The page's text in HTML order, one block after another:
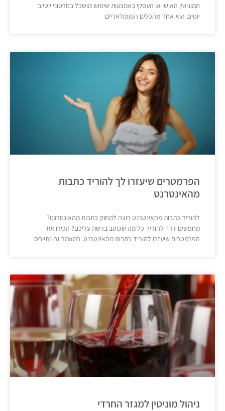
המוניטין האישי או העסקי באמצעות שימוש מושכל בסרטוני יוטיוב
יוטיוב הוא אחד מהכלים הפופולאריים
הפרמטרים שיעזרו לך להוריד כתבות
מהאינטרנט
להוריד כתבות מהאינטרנט רוצה למחוק כתבות מהאינטרנט?
מחפשים דרך להוריד כל מה שכתוב ברשת עליכם? הכירו את
הפרמטרים שיעזרו להוריד כתבות מהאינטרנט. במאמר זה נתייחס
ניהול מוניטין למגזר החרדי